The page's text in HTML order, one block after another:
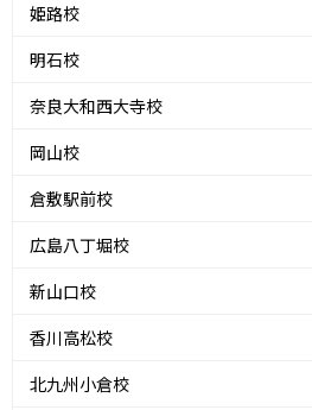
姫路校
明石校
奈良大和西大寺校
岡山校
倉敷駅前校
広島八丁堀校
新山口校
香川高松校
北九州小倉校